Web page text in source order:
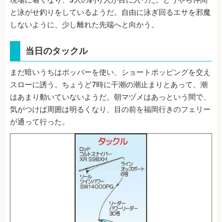
と泳がせ釣りをしているようだ。自由に泳ぎ回るエサを邪魔
しないように、少し離れた先端へと向かう。
当日のタックル
まだ暗いうちはポッパーを使い、ショートポッピングを交え
スローに誘う。ちょうど7時に干潮の潮止まりとあって、潮
はあまり動いていないようだ。朝マヅメはあっという間で、
気がつけば周囲は明るくなり、目の前を福岡行きのフェリー
が通って行った。